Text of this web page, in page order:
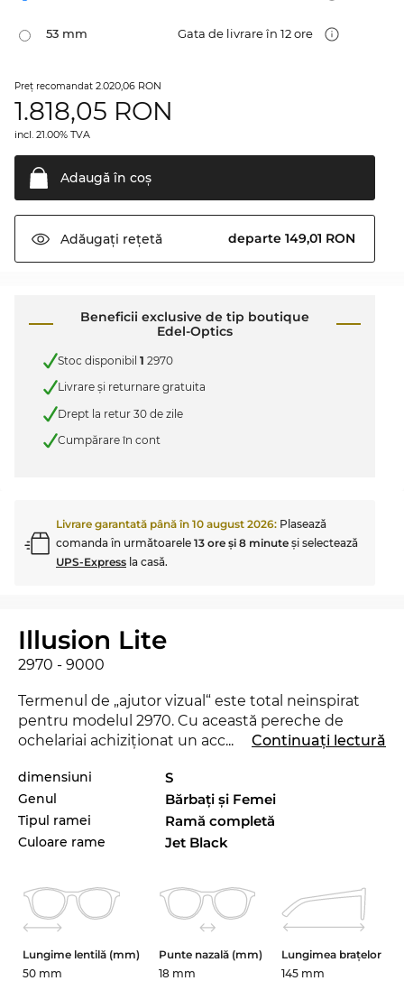
53 mm Gata de livrare în 12 ore
Preţ recomandat 2.020,06 RON
1.818,05 RON
incl. 21.00% TVA
Adaugă în coş
Adăugați rețetă departe 149,01 RON
Beneficii exclusive de tip boutique
Edel-Optics
Stoc disponibil 1 2970
Livrare şi returnare gratuita
Drept la retur 30 de zile
Cumpărare în cont
Livrare garantată până în 10 august 2026: Plasează
comanda în următoarele 13 ore şi 8 minute şi selectează
UPS-Express la casă.
Illusion Lite
2970 - 9000
Termenul de „ajutor vizual“ este total neinspirat
pentru modelul 2970. Cu această pereche de
ochelariai achiziţionat un accesoriu, care iţi va
aparte în materie de modă! Modelul 2970 este
lansat de curând pe piaţă în 2025, aşa încât cu
siguranţă vei fi la ultimul răcnet cu aceşti ochelari.
În cazul modelului 2970 poţi alege între
perechea potrivită de ochelari, deoarece poţi să ne
trimiţi fără probleme, gratis, articolele nepotrivite
... Continuați lectură
dimensiuni S
Genul Bărbaţi şi Femei
Tipul ramei Ramă completă
Culoare rame Jet Black
Lungime lentilă (mm)
50 mm
Punte nazală (mm)
18 mm
Lungimea brațelor
145 mm